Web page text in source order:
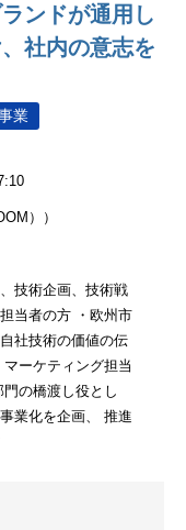
ンドが通用し
社内の意志を
業
））
技術企画、技術戦
当者の方 ・欧州市
社技術の価値の伝
ーケティング担当
の橋渡し役とし
業化を企画、 推進